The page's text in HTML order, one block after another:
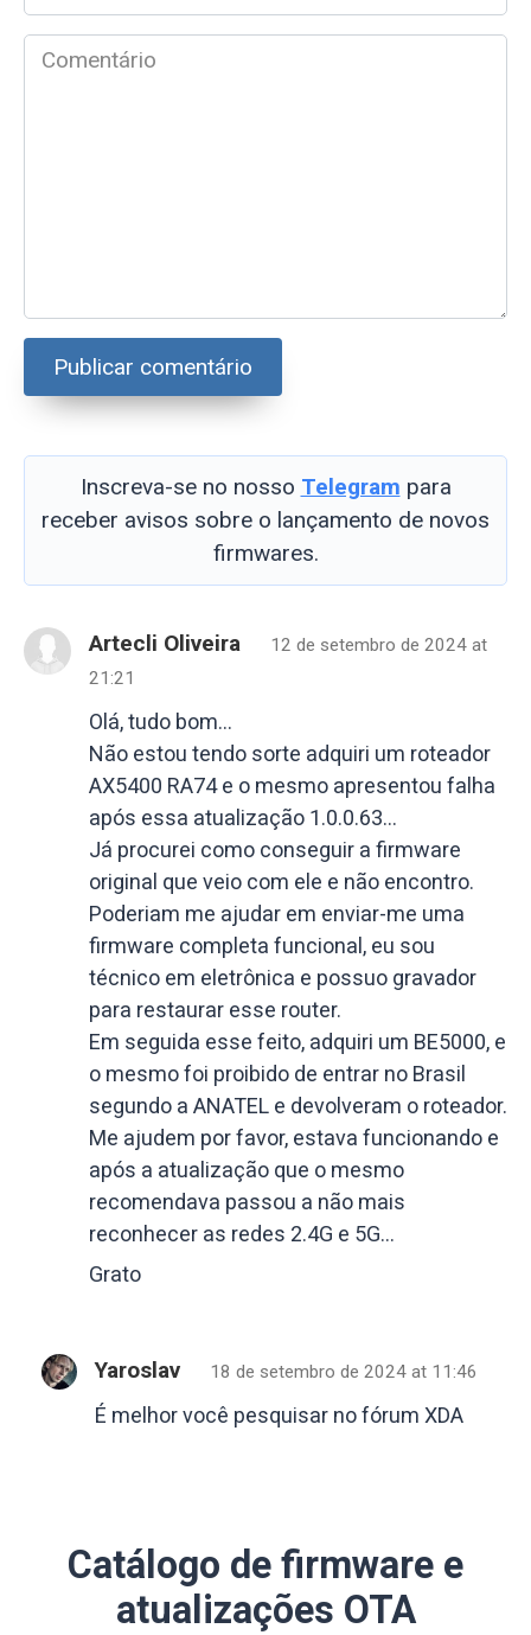
mail
*Comentário
Inscreva-se no nosso Telegram para
receber avisos sobre o lançamento de novos
firmwares.
Artecli Oliveira
12 de setembro de 2024 at
21:21
Olá, tudo bom…
Não estou tendo sorte adquiri um roteador
AX5400 RA74 e o mesmo apresentou falha
após essa atualização 1.0.0.63…
Já procurei como conseguir a firmware
original que veio com ele e não encontro.
Poderiam me ajudar em enviar-me uma
firmware completa funcional, eu sou
técnico em eletrônica e possuo gravador
para restaurar esse router.
Em seguida esse feito, adquiri um BE5000, e
o mesmo foi proibido de entrar no Brasil
segundo a ANATEL e devolveram o roteador.
Me ajudem por favor, estava funcionando e
após a atualização que o mesmo
recomendava passou a não mais
reconhecer as redes 2.4G e 5G…
Grato
Yaroslav 18 de setembro de 2024 at 11:46
É melhor você pesquisar no fórum XDA
Catálogo de firmware e
atualizações OTA